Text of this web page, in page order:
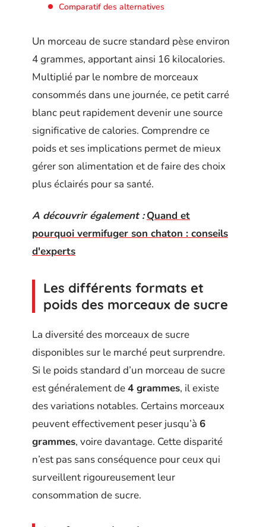
Comparatif des alternatives
Un morceau de sucre standard pèse environ
4 grammes, apportant ainsi 16 kilocalories.
Multiplié par le nombre de morceaux
consommés dans une journée, ce petit carré
blanc peut rapidement devenir une source
significative de calories. Comprendre ce
poids et ses implications permet de mieux
gérer son alimentation et de faire des choix
plus éclairés pour sa santé.
A découvrir également : Quand et
pourquoi vermifuger son chaton : conseils
d'experts
Les différents formats et
poids des morceaux de sucre
La diversité des morceaux de sucre
disponibles sur le marché peut surprendre.
Si le poids standard d’un morceau de sucre
est généralement de4 grammes, il existe
des variations notables. Certains morceaux
peuvent effectivement peser jusqu’à 6
grammes, voire davantage. Cette disparité
n’est pas sans conséquence pour ceux qui
surveillent rigoureusement leur
consommation de sucre.